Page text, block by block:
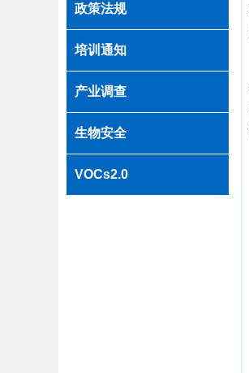
政策法规
培训通知
产业调查
生物安全
VOCs2.0